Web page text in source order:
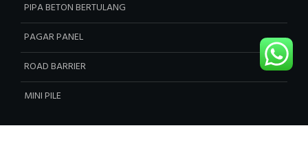
PIPA BETON BERTULANG
PAGAR PANEL
ROAD BARRIER
MINI PILE